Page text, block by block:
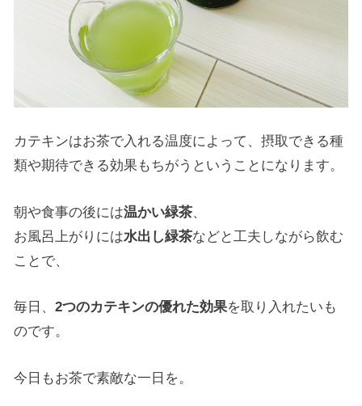
カテキンはお茶で入れる温度によって、摂取できる種
類や期待できる効果もちがうということになります。
朝や食事の後には温かい緑茶、
お風呂上がりには水出し緑茶などと工夫しながら飲む
ことで、
毎日、2つのカテキンの優れた効果を取り入れたいも
のです。
今日もお茶で素敵な一日を。